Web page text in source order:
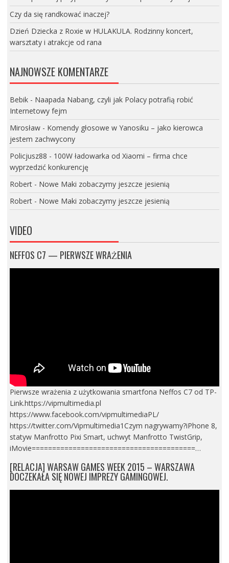
Czy da się randkować inaczej?
Dzień Dziecka z Roxie w HULAKULA. Rodzinny koncert,
warsztaty i atrakcje od rana
NAJNOWSZE KOMENTARZE
Bebik- Naapada Nabang, czyli jak Polacy potrafią robić
Internetowy fejm
Mirosław- Komendy głosowe w Yanosiku – jako kierowca
jestem zachwycony
Policjusz88 - 100W ładowarka od Xiaomi – firma chce
wyprzedzić konkurencję
Robert- Nowe Maki zobaczymy jeszcze jesienią
Robert- Nowe Maki zobaczymy jeszcze jesienią
VIDEO
NEFFOS C7 — PIERWSZE WRAŻENIA
Pierwsze wrażenia z użytkowania smartfona Neffos C7 od TP-
Link.https://vipmultimedia.pl
https://www.facebook.com/vipmultimediaPL/
https://twitter.com/Vipmultimedia1Czym nagrywamy?iPhone 8,
statyw Manfrotto Pixi Smart, uchwyt Manfrotto TwistGrip,
iMovie========================================…
[RELACJA] WARSAW GAMES WEEK 2015 – WARSZAWA
DOCZEKAŁA SIĘ NOWEJ IMPREZY GAMINGOWEJ.